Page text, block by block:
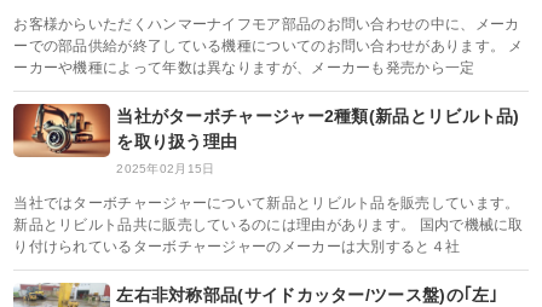
お客様からいただくハンマーナイフモア部品のお問い合わせの中に、メーカ
ーでの部品供給が終了している機種についてのお問い合わせがあります。 メ
ーカーや機種によって年数は異なりますが、メーカーも発売から一定
当社がターボチャージャー2種類(新品とリビルト品)
を取り扱う理由
2025年02月15日
当社ではターボチャージャーについて新品とリビルト品を販売しています。
新品とリビルト品共に販売しているのには理由があります。 国内で機械に取
り付けられているターボチャージャーのメーカーは大別すると４社
左右非対称部品(サイドカッター/ツース盤)の｢左｣